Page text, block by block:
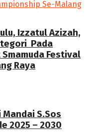
Izzatul Azizah,
Pada
Festival
Raya
S.Sos
2025 – 2030